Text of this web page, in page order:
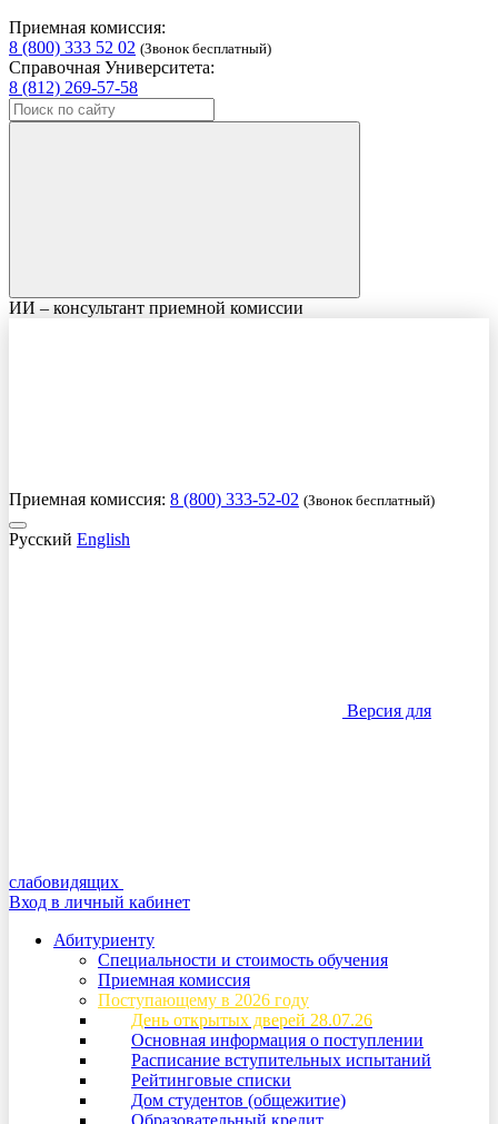
Приемная комиссия:
8 (800) 333 52 02 (Звонок бесплатный)
Справочная Университета:
8 (812) 269-57-58
ИИ – консультант приемной комиссии
Приемная комиссия: 8 (800) 333-52-02 (Звонок бесплатный)
Русский English
Версия для
слабовидящих
Вход в личный кабинет
Абитуриенту
Специальности и стоимость обучения
Приемная комиссия
Поступающему в 2026 году
День открытых дверей 28.07.26
Основная информация о поступлении
Расписание вступительных испытаний
Рейтинговые списки
Дом студентов (общежитие)
Образовательный кредит